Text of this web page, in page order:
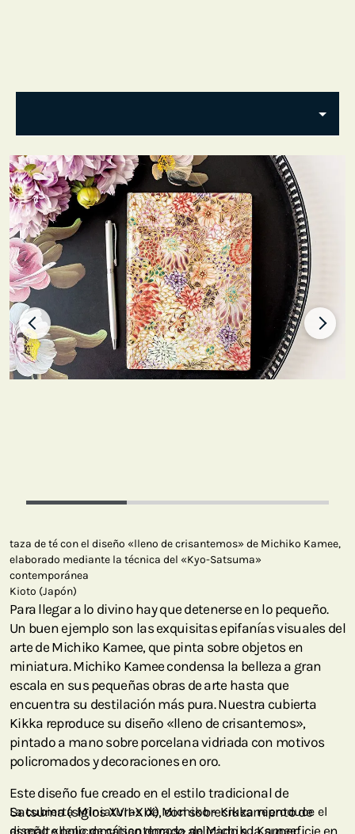
taza de té con el diseño «lleno de crisantemos» de Michiko Kamee,
elaborado mediante la técnica del «Kyo-Satsuma»
contemporánea
Kioto (Japón)
Para llegar a lo divino hay que detenerse en lo pequeño.
Un buen ejemplo son las exquisitas epifanías visuales del
arte de Michiko Kamee, que pinta sobre objetos en
miniatura. Michiko Kamee condensa la belleza a gran
escala en sus pequeñas obras de arte hasta que
encuentra su destilación más pura. Nuestra cubierta
Kikka reproduce su diseño «lleno de crisantemos»,
pintado a mano sobre porcelana vidriada con motivos
policromados y decoraciones en oro.
Este diseño fue creado en el estilo tradicional de
Satsuma (siglos XVII-XIX), con sobrecruzamiento de
La cubierta Miniaturas de Michiko - Kikka reproduce el
diseño «lleno de crisantemos» de Michiko Kamee,